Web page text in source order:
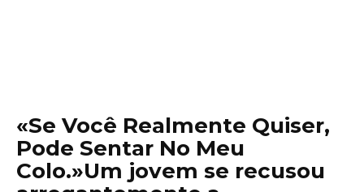
«Se Você Realmente Quiser,
Pode Sentar No Meu
Colo.»Um jovem se recusou